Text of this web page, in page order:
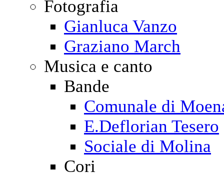
Fotografia
Gianluca Vanzo
Graziano March
Musica e canto
Bande
Comunale di
E.Deflorian Tesero
Sociale di Molina
Cori